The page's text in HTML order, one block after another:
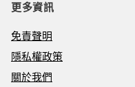
更多資訊
免責聲明
隱私權政策
關於我們